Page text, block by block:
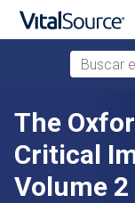
Saltar al
Buscar
The
Critical
Volume 2